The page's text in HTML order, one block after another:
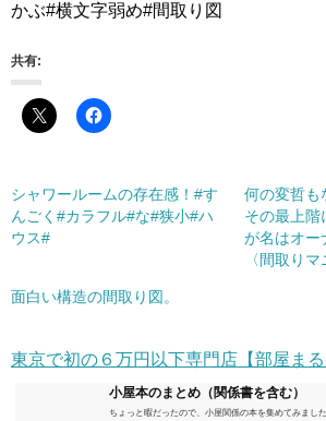
かぶ#横文字弱め#間取り図
共有:
シャワールームの存在感！#す
んごく#カラフル#な#狭小#ハ
ウス#
何の変哲も
その最上
が名はオー
〈間取り
面白い構造の間取り図。
東京で初の６万円以下専門店【部屋まる
小屋本のまとめ（関係書を含む）
ちょっと暇だったので、小屋関係の本を集めてみまし